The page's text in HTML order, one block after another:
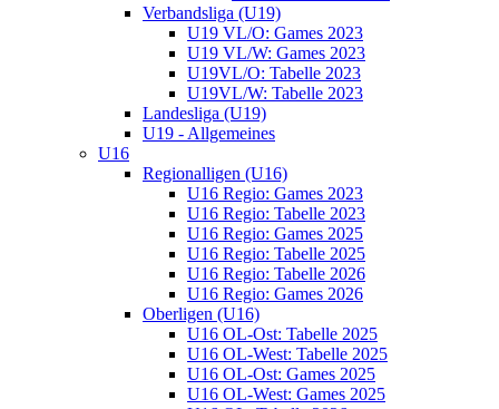
Verbandsliga (U19)
U19 VL/O: Games 2023
U19 VL/W: Games 2023
U19VL/O: Tabelle 2023
U19VL/W: Tabelle 2023
Landesliga (U19)
U19 - Allgemeines
U16
Regionalligen (U16)
U16 Regio: Games 2023
U16 Regio: Tabelle 2023
U16 Regio: Games 2025
U16 Regio: Tabelle 2025
U16 Regio: Tabelle 2026
U16 Regio: Games 2026
Oberligen (U16)
U16 OL-Ost: Tabelle 2025
U16 OL-West: Tabelle 2025
U16 OL-Ost: Games 2025
U16 OL-West: Games 2025